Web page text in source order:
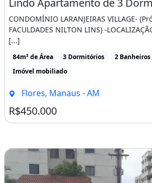
CONDOMÍNIO LARANJEIRAS VILLAGE-
FACULDADES NILTON LINS) -
[...]
84m² de Área 3 Dormitórios
2 Banheiros
Imóvel mobiliado
Flores, Manaus - AM
R$450.000